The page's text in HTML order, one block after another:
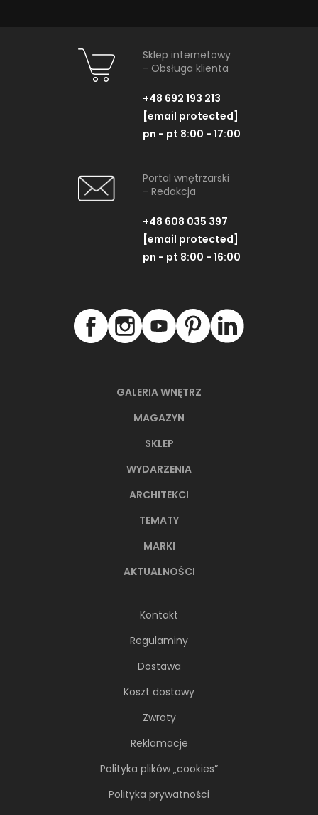
GALERIA WNĘTRZ
MAGAZYN
SKLEP
WYDARZENIA
ARCHITEKCI
TEMATY
MARKI
AKTUALNOŚCI
Kontakt
Regulaminy
Dostawa
Koszt dostawy
Zwroty
Reklamacje
Polityka plików „cookies”
Polityka prywatności
Sklep internetowy
- Obsługa klienta
+48 692 193 213
[email protected]
pn - pt 8:00 - 17:00
Portal wnętrzarski
- Redakcja
+48 608 035 397
[email protected]
pn - pt 8:00 - 16:00